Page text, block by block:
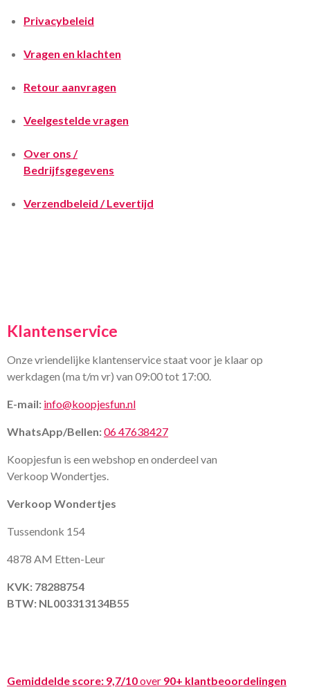
Privacybeleid
Vragen en klachten
Retour aanvragen
Veelgestelde vragen
Over ons /
Bedrijfsgegevens
Verzendbeleid / Levertijd
Klantenservice
Onze vriendelijke klantenservice staat voor je klaar op
werkdagen (ma t/m vr) van 09:00 tot 17:00.
E-mail: info@koopjesfun.nl
WhatsApp/Bellen:06 47638427
Koopjesfun is een webshop en onderdeel van
Verkoop Wondertjes.
Verkoop Wondertjes
Tussendonk 154
4878 AM Etten-Leur
KVK: 78288754
BTW: NL003313134B55
Gemiddelde score: 9,7/10over 90+ klantbeoordelingen